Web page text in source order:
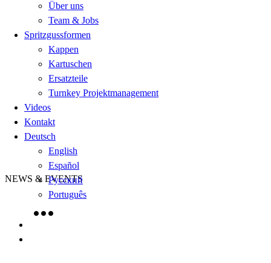
Über uns
Team & Jobs
Spritzgussformen
Kappen
Kartuschen
Ersatzteile
Turnkey Projektmanagement
Videos
Kontakt
Deutsch
English
Español
Русский
Português
NEWS & EVENTS